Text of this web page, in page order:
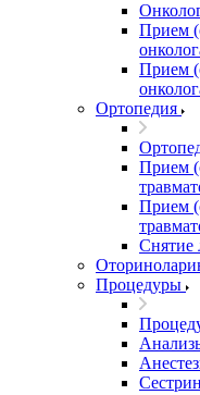
Прием
Прием
Ортопедия
Прием
Прием
Снятие
Процедуры